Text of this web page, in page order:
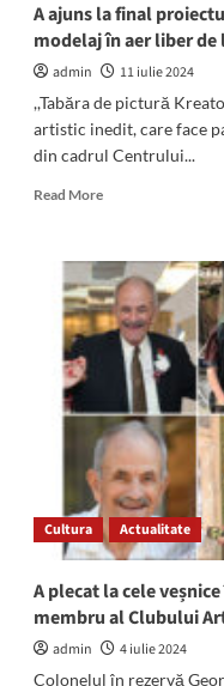
România
A ajuns la final
modelaj în aer liber de
admin
11 iulie 2024
,,Tabăra de pictură
artistic inedit, care face
din cadrul Centrului...
Read MoreRead
A
ajuns
la
final
proiectul
cultural-
artistic
de
pictură
și
modelaj
aer
liber
la
2
Mai
Cultura Actualitate
A plecat la cele
membru al Clubului
admin
4 iulie 2024
Colonelul în rezervă